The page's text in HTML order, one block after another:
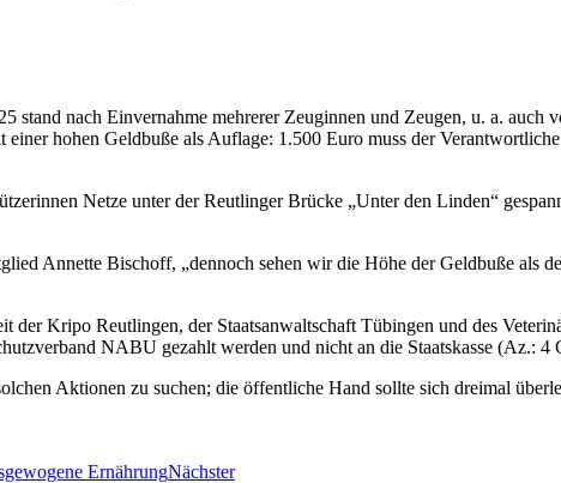
stand nach Einvernahme mehrerer Zeuginnen und Zeugen, u. a. auch
hohen Geldbuße als Auflage: 1.500 Euro muss der
Netze unter der Reutlinger Brücke „Unter den Linden“
Annette Bischoff, „dennoch sehen wir die Höhe der Geldbuße als
Kripo Reutlingen, der Staatsanwaltschaft Tübingen und des
NABU gezahlt werden und nicht an die Staatskasse (Az.: 4
Aktionen zu suchen; die öffentliche Hand sollte sich dreimal
ErnährungNächster